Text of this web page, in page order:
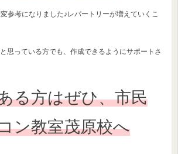
参考になりました♪レパートリーが増えていくこ
思っている方でも、作成できるようにサポートさ
る方はぜひ、市民
ン教室茂原校へ